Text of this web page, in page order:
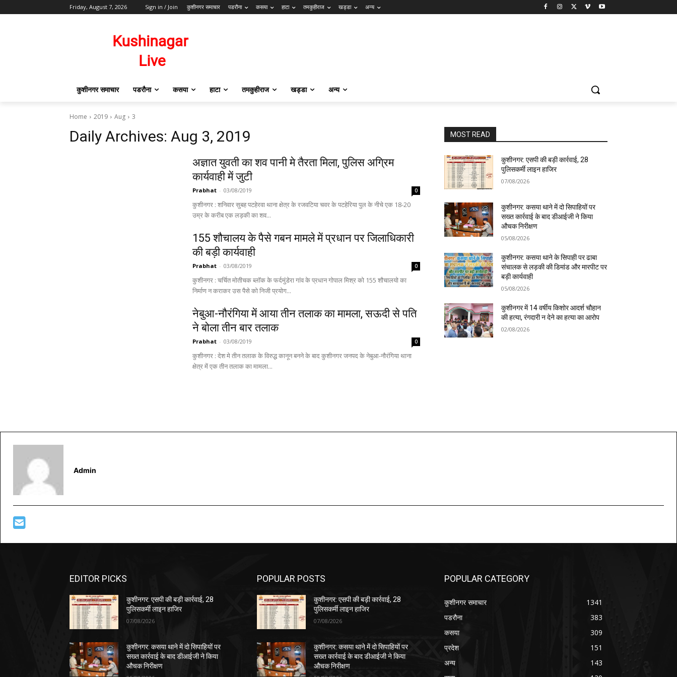
Friday, August 7, 2026 Sign in / Join कुशीनगर समाचार पडरौना कसया हाटा तमकुहीराज खड्डा अन्य
कुशीनगर समाचार पडरौना कसया हाटा तमकुहीराज खड्डा अन्य
Home 2019 Aug 3
Daily Archives: Aug 3, 2019
अज्ञात युवती का शव पानी मे तैरता मिला, पुलिस अग्रिम
कार्यवाही में जुटी
Prabhat - 03/08/2019 0
कुशीनगर : शनिवार सुबह पटहेरवा थाना क्षेत्र के रजवटिया चवर के पटहेरिया पुल के नीचे एक 18-20
उम्र के करीब एक लड़की का शव...
155 शौचालय के पैसे गबन मामले में प्रधान पर जिलाधिकारी
की बड़ी कार्यवाही
Prabhat - 03/08/2019 0
कुशीनगर : चर्चित मोतीचक ब्लॉक के फर्दमुंडेरा गांव के प्रधान गोपाल मिश्र को 155 शौचालयो का
निर्माण न कराकर उस पैसे को निजी प्रयोग...
नेबुआ-नौरंगिया में आया तीन तलाक का मामला, सऊदी से पति
ने बोला तीन बार तलाक
Prabhat - 03/08/2019 0
कुशीनगर : देश मे तीन तलाक के विरुद्ध कानून बनने के बाद कुशीनगर जनपद के नेबुआ-नौरंगिया थाना
क्षेत्र में एक तीन तलाक का मामला...
MOST READ
कुशीनगर: एसपी की बड़ी कार्रवाई, 28
पुलिसकर्मी लाइन हाजिर
07/08/2026
कुशीनगर: कसया थाने में दो सिपाहियों पर
सख्त कार्रवाई के बाद डीआईजी ने किया
औचक निरीक्षण
05/08/2026
कुशीनगर: कसया थाने के सिपाही पर ढाबा
संचालक से लड़की की डिमांड और मारपीट पर
बड़ी कार्यवाही
05/08/2026
कुशीनगर में 14 वर्षीय किशोर आदर्श चौहान
की हत्या, रंगदारी न देने का हत्या का आरोप
02/08/2026
Admin
EDITOR PICKS
कुशीनगर: एसपी की बड़ी कार्रवाई, 28
पुलिसकर्मी लाइन हाजिर
07/08/2026
कुशीनगर: कसया थाने में दो सिपाहियों पर
सख्त कार्रवाई के बाद डीआईजी ने किया
औचक निरीक्षण
POPULAR POSTS
कुशीनगर: एसपी की बड़ी कार्रवाई, 28
पुलिसकर्मी लाइन हाजिर
07/08/2026
कुशीनगर: कसया थाने में दो सिपाहियों पर
सख्त कार्रवाई के बाद डीआईजी ने किया
औचक निरीक्षण
POPULAR CATEGORY
कुशीनगर समाचार
1341
पडरौना
383
कसया
309
प्रदेश
151
अन्य
143